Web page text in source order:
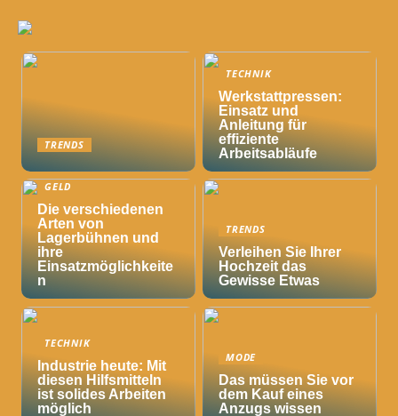
TRENDS
TECHNIK
Werkstattpressen:
Einsatz und
Anleitung für
effiziente
Arbeitsabläufe
GELD
Die verschiedenen
Arten von
Lagerbühnen und
ihre
Einsatzmöglichkeite
n
TRENDS
Verleihen Sie Ihrer
Hochzeit das
Gewisse Etwas
TECHNIK
Industrie heute: Mit
diesen Hilfsmitteln
ist solides Arbeiten
möglich
MODE
Das müssen Sie vor
dem Kauf eines
Anzugs wissen